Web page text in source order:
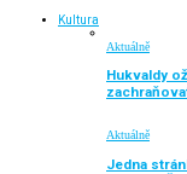
Kultura
Aktuálně
Hukvaldy
Aktuálně
Jedna